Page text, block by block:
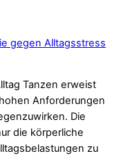
gegen Alltagsstress
Tanzen erweist
Anforderungen
Die
die körperliche
zu